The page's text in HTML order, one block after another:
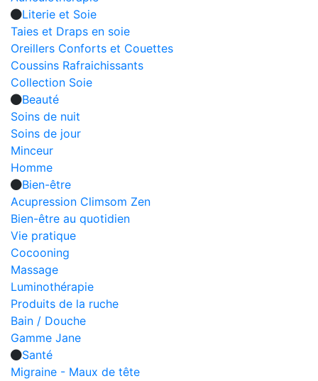
Literie et Soie
Taies et Draps en soie
Oreillers Conforts et Couettes
Coussins Rafraichissants
Collection Soie
Beauté
Soins de nuit
Soins de jour
Minceur
Homme
Bien-être
Acupression Climsom Zen
Bien-être au quotidien
Vie pratique
Cocooning
Massage
Luminothérapie
Produits de la ruche
Bain / Douche
Gamme Jane
Santé
Migraine - Maux de tête